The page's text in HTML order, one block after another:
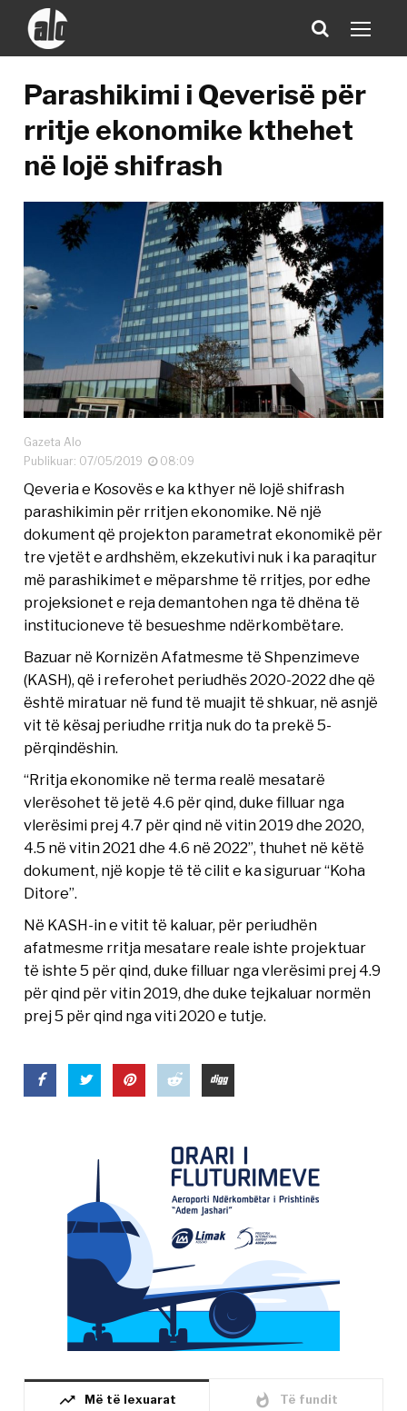
Parashikimi i Qeverisë për
rritje ekonomike kthehet
në lojë shifrash
Gazeta Alo
Publikuar: 07/05/2019
08:09
Qeveria e Kosovës e ka kthyer në lojë shifrash
parashikimin për rritjen ekonomike. Në një
dokument që projekton parametrat ekonomikë për
tre vjetët e ardhshëm, ekzekutivi nuk i ka paraqitur
më parashikimet e mëparshme të rritjes, por edhe
projeksionet e reja demantohen nga të dhëna të
institucioneve të besueshme ndërkombëtare.
Bazuar në Kornizën Afatmesme të Shpenzimeve
(KASH), që i referohet periudhës 2020-2022 dhe që
është miratuar në fund të muajit të shkuar, në asnjë
vit të kësaj periudhe rritja nuk do ta prekë 5-
përqindëshin.
“Rritja ekonomike në terma realë mesatarë
vlerësohet të jetë 4.6 për qind, duke filluar nga
vlerësimi prej 4.7 për qind në vitin 2019 dhe 2020,
4.5 në vitin 2021 dhe 4.6 në 2022”, thuhet në këtë
dokument, një kopje të të cilit e ka siguruar “Koha
Ditore”.
Në KASH-in e vitit të kaluar, për periudhën
afatmesme rritja mesatare reale ishte projektuar
të ishte 5 për qind, duke filluar nga vlerësimi prej 4.9
për qind për vitin 2019, dhe duke tejkaluar normën
prej 5 për qind nga viti 2020 e tutje.
trending_up Më të lexuarat whatshot Të fundit